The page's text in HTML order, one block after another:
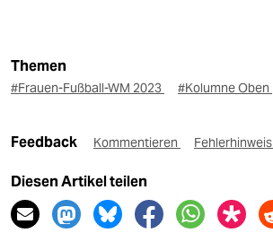
Themen
#Frauen-Fußball-WM 2023 #Kolumne Oben
Feedback Kommentieren Fehlerhinweis
Diesen Artikel teilen